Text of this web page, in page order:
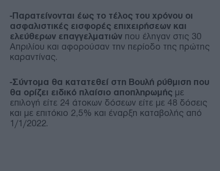
-Παρατείνονται έως το τέλος του χρόνου οι
ασφαλιστικές εισφορές επιχειρήσεων και
ελεύθερων επαγγελματιών που έληγαν στις 30
Απριλίου και αφορούσαν την περίοδο της πρώτης
καραντίνας.
-Σύντομα θα κατατεθεί στη Βουλή ρύθμιση που
θα ορίζει ειδικό πλαίσιο αποπληρωμής με
επιλογή είτε 24 άτοκων δόσεων είτε με 48 δόσεις
και με επιτόκιο 2,5% και έναρξη καταβολής από
1/1/2022.